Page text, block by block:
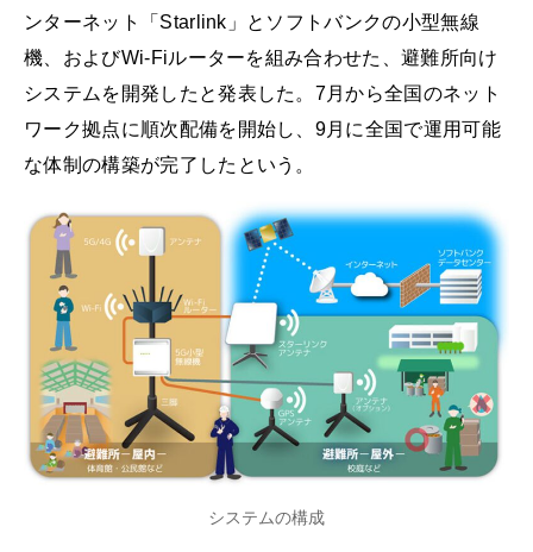
ンターネット「Starlink」とソフトバンクの小型無線
機、およびWi-Fiルーターを組み合わせた、避難所向け
システムを開発したと発表した。7月から全国のネット
ワーク拠点に順次配備を開始し、9月に全国で運用可能
な体制の構築が完了したという。
システムの構成